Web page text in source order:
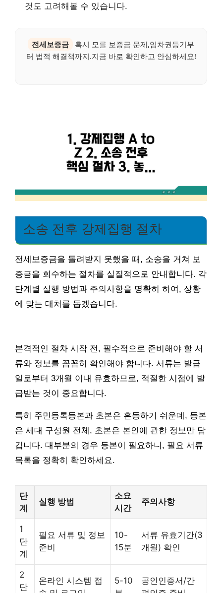
것도 고려해볼 수 있습니다.
전세보증금
혹시 모를 보증금 문제,임차권등기부
터 법적 해결책까지.지금 바로 확인하고 안심하세요!
소송 전후 강제집행 절차
전세보증금을 돌려받지 못했을 때, 소송을 거쳐 보
증금을 회수하는 절차를 실질적으로 안내합니다. 각
단계별 실행 방법과 주의사항을 명확히 하여, 상황
에 맞는 대처를 돕겠습니다.
본격적인 절차 시작 전, 필수적으로 준비해야 할 서
류와 정보를 꼼꼼히 확인해야 합니다. 서류는 발급
일로부터 3개월 이내 유효하므로, 적절한 시점에 발
급받는 것이 중요합니다.
특히 주민등록등본과 초본은 혼동하기 쉬운데, 등본
은 세대 구성원 전체, 초본은 본인에 관한 정보만 담
깁니다. 대부분의 경우 등본이 필요하니, 필요 서류
목록을 정확히 확인하세요.
단
계
실행 방법
소요
시간
주의사항
1
단
계
필요 서류 및 정보
준비
10-
15분
서류 유효기간(3
개월) 확인
2
단
온라인 시스템 접
5-10
공인인증서/간